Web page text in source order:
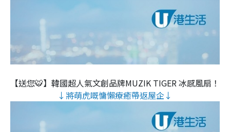
【送您🐯】韓國超人氣文創品牌MUZIK TIGER 冰感風扇！
↓將萌虎嘅慵懶療癒帶返屋企↓